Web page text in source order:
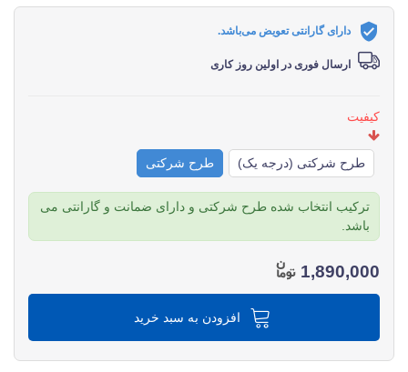
دارای گارانتی تعویض می‌باشد.
ارسال فوری در اولین روز کاری
کیفیت
طرح شرکتی (درجه یک) طرح شرکتی
ترکیب انتخاب شده طرح شرکتی و دارای ضمانت و گارانتی می
باشد.
1,890,000
افزودن به سبد خرید